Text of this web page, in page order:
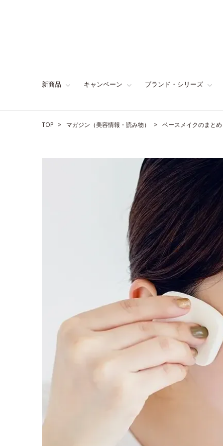
新商品 キャンペーン ブランド・シリーズ
TOP マガジン（美容情報・読み物） ベースメイクのまとめ